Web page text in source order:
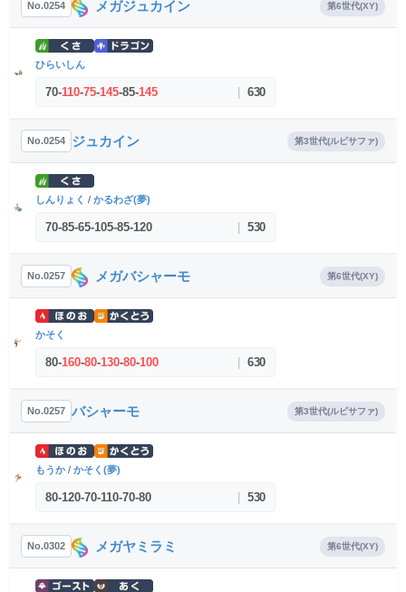
No.0254 メガジュカイン 第6世代(XY)
ひらいしん
70-110-75-145-85-145 630
No.0254 ジュカイン 第3世代(ルビサファ)
しんりょく / かるわざ(夢)
70-85-65-105-85-120 530
No.0257 メガバシャーモ 第6世代(XY)
かそく
80-160-80-130-80-100 630
No.0257 バシャーモ 第3世代(ルビサファ)
もうか/ かそく(夢)
80-120-70-110-70-80 530
No.0302 メガヤミラミ 第6世代(XY)